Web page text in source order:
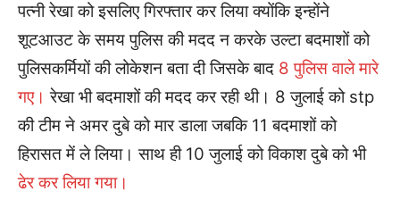
पत्नी रेखा को इसलिए गिरफ्तार कर लिया क्योंकि इन्होंने
शूटआउट के समय पुलिस की मदद न करके उल्टा बदमाशों को
पुलिसकर्मियों की लोकेशन बता दी जिसके बाद 8 पुलिस वाले मारे
गए। रेखा भी बदमाशों की मदद कर रही थी। 8 जुलाई को stp
की टीम ने अमर दुबे को मार डाला जबकि 11 बदमाशों को
हिरासत में ले लिया। साथ ही 10 जुलाई को विकाश दुबे को भी
ढेर कर लिया गया।